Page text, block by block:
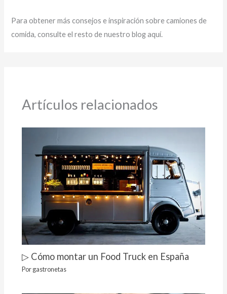
Para obtener más consejos e inspiración sobre camiones de
comida, consulte el resto de nuestro blog aquí.
Artículos relacionados
▷ Cómo montar un Food Truck en España
Porgastronetas